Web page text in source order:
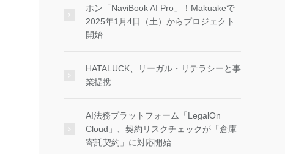
ホン「NaviBook AI Pro」！Makuakeで
2025年1月4日（土）からプロジェクト
開始
HATALUCK、リーガル・リテラシーと事
業提携
AI法務プラットフォーム「LegalOn
Cloud」、契約リスクチェックが「倉庫
寄託契約」に対応開始